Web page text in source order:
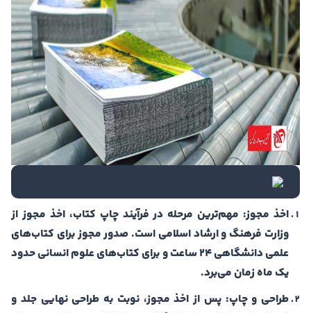
اخذ مجوز: مهم‌ترین مرحله در فرآیند چاپ کتاب، اخذ مجوز از
وزارت فرهنگ و ارشاد اسلامی است. صدور مجوز برای کتاب‌های
علمی دانشگاهی 24 ساعت و برای کتاب‌های علوم انسانی حدود
یک ماه زمان می‌برد.
طراحی و چاپ: پس از اخذ مجوز، نوبت به طراحی نهایی جلد و